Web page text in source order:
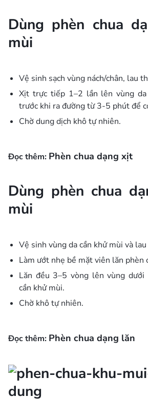
Dùng phèn chua
mùi
Vệ sinh sạch vùng nách/chân, lau
Xịt trực tiếp 1–2 lần lên vùng
trước khi ra đường từ 3-5 phút để
Chờ dung dịch khô tự nhiên.
Đọc thêm: Phèn chua dạng xịt
Dùng phèn chua
mùi
Vệ sinh vùng da cần khử mùi và
Làm ướt nhẹ bề mặt viên lăn phèn
Lăn đều 3–5 vòng lên vùng dưới
cần khử mùi.
Chờ khô tự nhiên.
Đọc thêm: Phèn chua dạng lăn